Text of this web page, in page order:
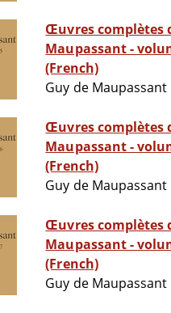
Œuvres complètes
Maupassant -
(French)
Guy de Maupassant
Œuvres complètes
Maupassant -
(French)
Guy de Maupassant
Œuvres complètes
Maupassant -
(French)
Guy de Maupassant